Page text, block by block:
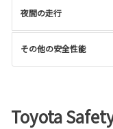
夜間の走行
その他の安全性能
Toyota